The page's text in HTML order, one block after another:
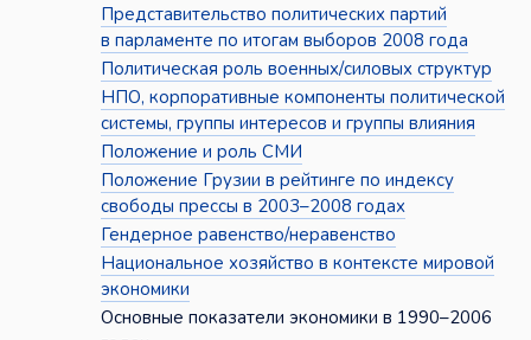
Представительство политических партий
в парламенте по итогам выборов 2008 года
Политическая роль военных/силовых структур
НПО, корпоративные компоненты политической
системы, группы интересов и группы влияния
Положение и роль СМИ
Положение Грузии в рейтинге по индексу
свободы прессы в 2003–2008 годах
Гендерное равенство/неравенство
Национальное хозяйство в контексте мировой
экономики
Основные показатели экономики в 1990–2006